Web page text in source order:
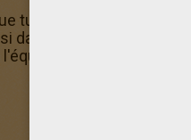
tu cherchais mais tu
dans la machine à
d'Hellokids car il